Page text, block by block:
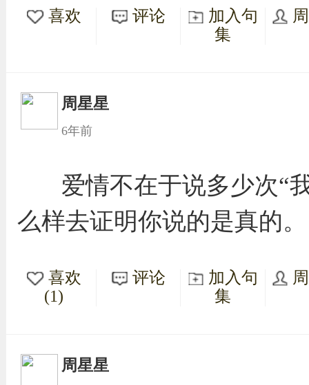
喜欢 评论
加入句
集
周星星
6年前
爱情不在于说多少次“
么样去证明你说的是真的。
喜欢
(1)
评论
加入句
集
周星星